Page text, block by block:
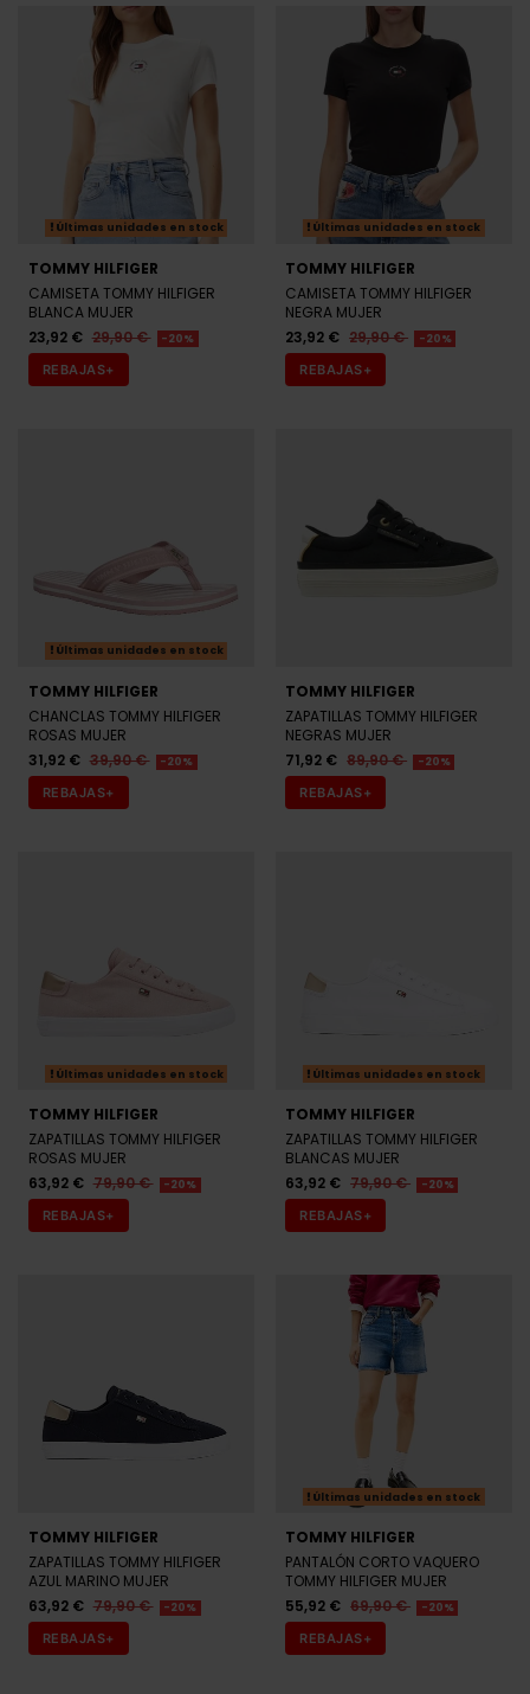
Últimas unidades en stock
TOMMY HILFIGER
BLANCA MUJER
23,92 € 29,90 € -20%
REBAJAS+
Últimas unidades en stock
TOMMY HILFIGER
NEGRA MUJER
23,92 € 29,90 € -20%
REBAJAS+
Últimas unidades en stock
TOMMY HILFIGER
ROSAS MUJER
31,92 € 39,90 € -20%
REBAJAS+
NEGRAS MUJER
71,92 € 89,90 € -20%
REBAJAS+
TOMMY HILFIGER
ROSAS MUJER
63,92 € 79,90 € -20%
REBAJAS+
Últimas unidades en stock
TOMMY HILFIGER
BLANCAS MUJER
63,92 € 79,90 € -20%
REBAJAS+
AZUL MARINO MUJER
63,92 € 79,90 € -20%
REBAJAS+
Últimas unidades en stock
TOMMY HILFIGER
TOMMY HILFIGER MUJER
55,92 € 69,90 € -20%
REBAJAS+